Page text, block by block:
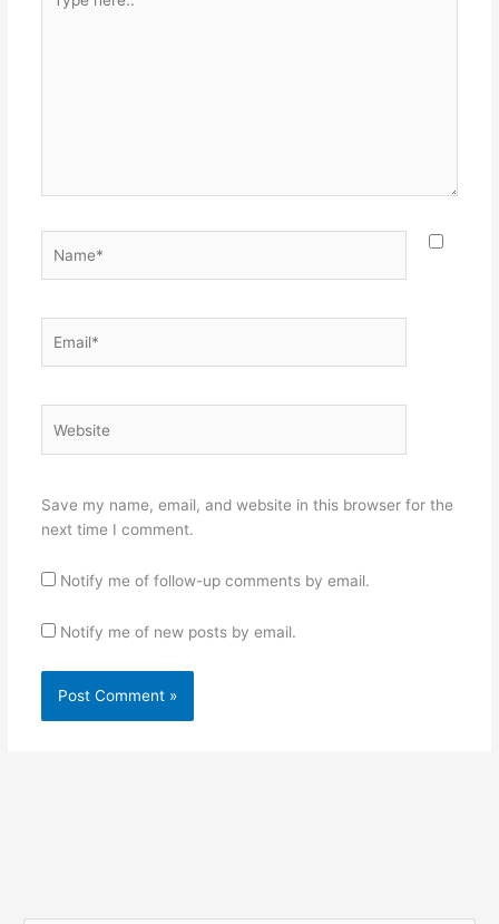
here..
Save my name, email, and website in this browser for the
next time I comment.
Notify me of follow-up comments by email.
Notify me of new posts by email.